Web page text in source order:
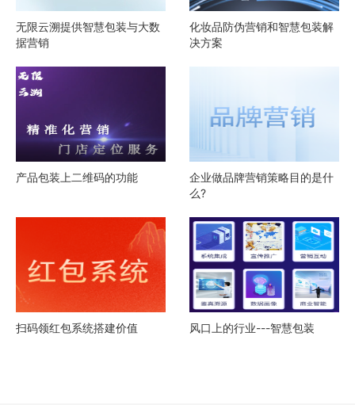
无限云溯提供智慧包装与大数
据营销
化妆品防伪营销和智慧包装解
决方案
产品包装上二维码的功能
企业做品牌营销策略目的是什
么?
扫码领红包系统搭建价值 风口上的行业---智慧包装